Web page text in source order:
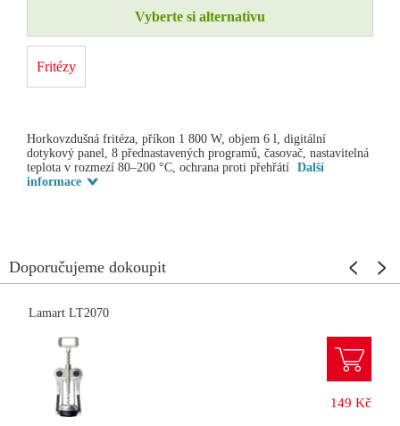
Vyberte si alternativu
Fritézy
Horkovzdušná fritéza, příkon 1 800 W, objem 6 l, digitální
dotykový panel, 8 přednastavených programů, časovač, nastavitelná
teplota v rozmezí 80–200 °C, ochrana proti přehřátí Další
informace
Doporučujeme dokoupit
Lamart LT2070
149 Kč